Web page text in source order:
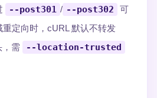
--post301 / --post302
可
定向时，cURL 默认不转发
，需
--location-trusted